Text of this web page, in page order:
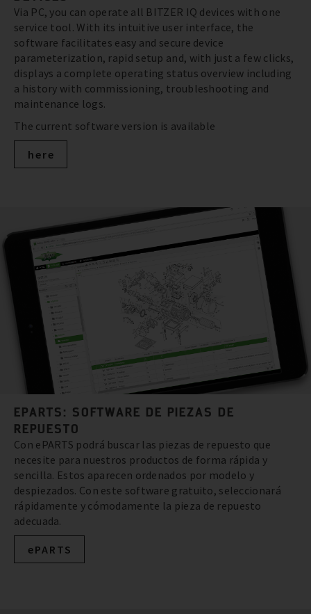
Via PC, you can operate all BITZER IQ devices with one
service tool. With its intuitive user interface, the
software facilitates easy and secure device
parameterization, rapid setup and, with just a few clicks,
displays a complete operating status overview including
a history with commissioning, troubleshooting and
maintenance logs.
The current software version is available
here
EPARTS: SOFTWARE DE PIEZAS DE
REPUESTO
Con ePARTS podrá buscar las piezas de repuesto que
necesite para nuestros productos de forma rápida y
sencilla. Estos aparecen ordenados por modelo y
despiezados. Con este software gratuito, seleccionará
rápidamente y cómodamente la pieza de repuesto
adecuada.
ePARTS